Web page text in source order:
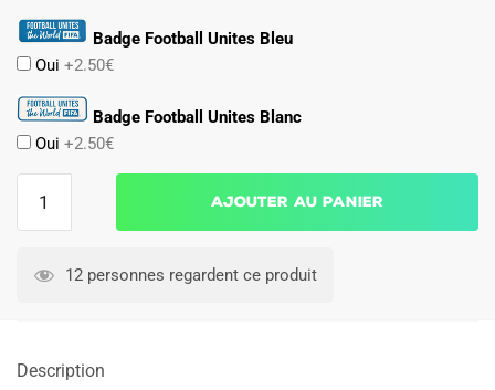
Badge Football Unites Bleu
Oui +2.50€
Badge Football Unites Blanc
Oui +2.50€
TURQUIE
Ajouter au panier
12 personnes regardent ce produit
Description